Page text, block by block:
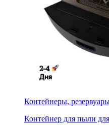
Контейнеры,
Контейнер для пыли